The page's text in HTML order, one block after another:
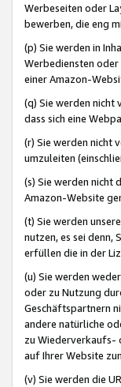
Werbeseiten oder
bewerben, die eng
(p) Sie werden in
Werbediensten oder
einer Amazon-
(q) Sie werden nicht
dass sich eine
(r) Sie werden nicht
umzuleiten
(s) Sie werden nicht
Amazon-Website
(t) Sie werden
nutzen, es sei denn,
erfüllen die in der
(u) Sie werden
oder zu Nutzung
Geschäftspartnern
andere natürliche
zu Wiederverkaufs-
auf Ihrer Website
(v) Sie werden die